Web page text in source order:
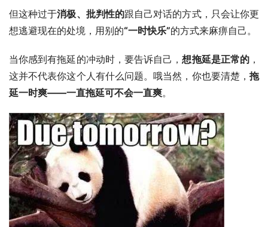
但这种过于消极、批判性的跟自己对话的方式，只会让你更
想逃避现在的处境，用别的“一时快乐”的方式来麻痹自己。
当你感到有拖延的冲动时，要告诉自己，想拖延是正常的 ，
这并不代表你这个人有什么问题。哦当然，你也要清楚， 拖
延一时爽——一直拖延可不会一直爽。